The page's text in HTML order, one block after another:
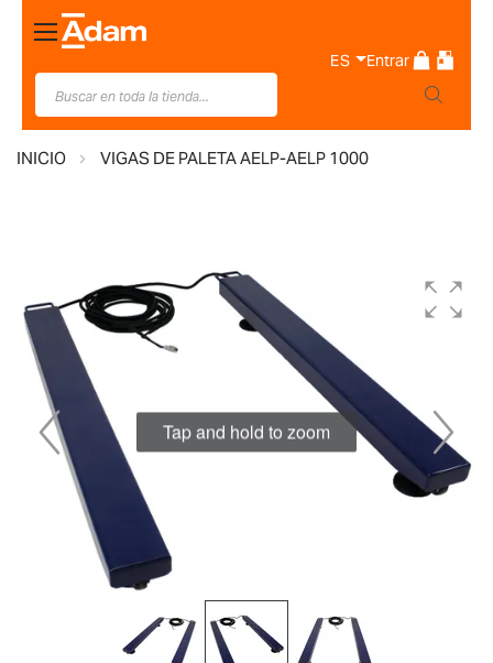
Toggle
Nav
ES Entrar
INICIO VIGAS DE PALETA AELP-AELP 1000
al
final
de
galería
imágenes
Tap and hold to zoom